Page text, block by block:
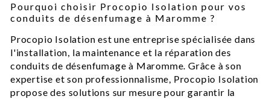
Pourquoi choisir Procopio Isolation pour vos
conduits de désenfumage à Maromme ?
Procopio Isolation est une entreprise spécialisée dans
l'installation, la maintenance et la réparation des
conduits de désenfumage à Maromme. Grâce à son
expertise et son professionnalisme, Procopio Isolation
propose des solutions sur mesure pour garantir la